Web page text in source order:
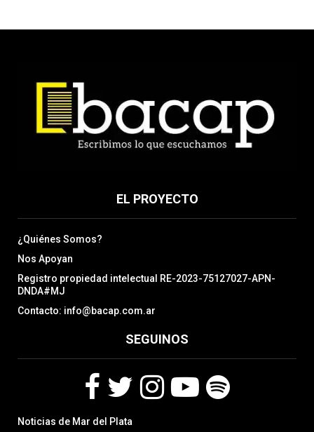
EL PROYECTO
¿Quiénes Somos?
Nos Apoyan
Registro propiedad intelectual RE-2023-75127027-APN-
DNDA#MJ
Contacto: info@bacap.com.ar
SEGUINOS
a
w
Noticias de Mar del Plata